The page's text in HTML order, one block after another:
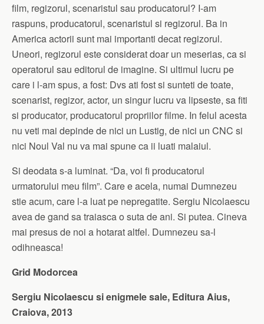
film, regizorul, scenaristul sau producatorul? I-am
raspuns, producatorul, scenaristul si regizorul. Ba in
America actorii sunt mai importanti decat regizorul.
Uneori, regizorul este considerat doar un meserias, ca si
operatorul sau editorul de imagine. Si ultimul lucru pe
care i l-am spus, a fost: Dvs ati fost si sunteti de toate,
scenarist, regizor, actor, un singur lucru va lipseste, sa fiti
si producator, producatorul propriilor filme. In felul acesta
nu veti mai depinde de nici un Lustig, de nici un CNC si
nici Noul Val nu va mai spune ca ii luati malaiul.
Si deodata s-a luminat. “Da, voi fi producatorul
urmatorului meu film”. Care e acela, numai Dumnezeu
stie acum, care l-a luat pe nepregatite. Sergiu Nicolaescu
avea de gand sa traiasca o suta de ani. Si putea. Cineva
mai presus de noi a hotarat altfel. Dumnezeu sa-l
odihneasca!
Grid Modorcea
Sergiu Nicolaescu si enigmele sale, Editura Aius,
Craiova, 2013